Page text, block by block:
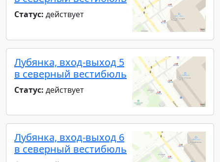
Статус: действует
Лубянка, вход-выход 5
в северный вестибюль
Статус: действует
Лубянка, вход-выход 6
в северный вестибюль